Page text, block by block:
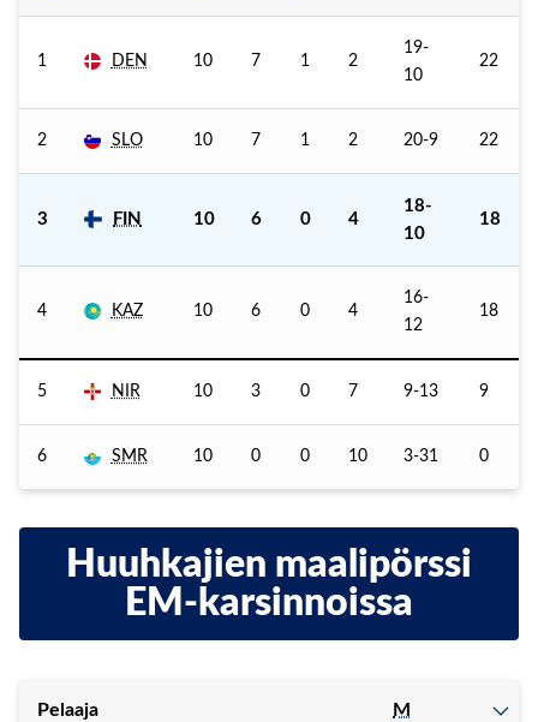
1 DEN 10 7 1 2
19-
10
22
2 SLO 10 7 1 2 20-9 22
3 FIN 10 6 0 4
18-
10
18
4 KAZ 10 6 0 4
16-
12
18
5 NIR 10 3 0 7 9-13 9
6 SMR 10 0 0 10 3-31 0
Huuhkajien maalipörssi
EM-karsinnoissa
Pelaaja M